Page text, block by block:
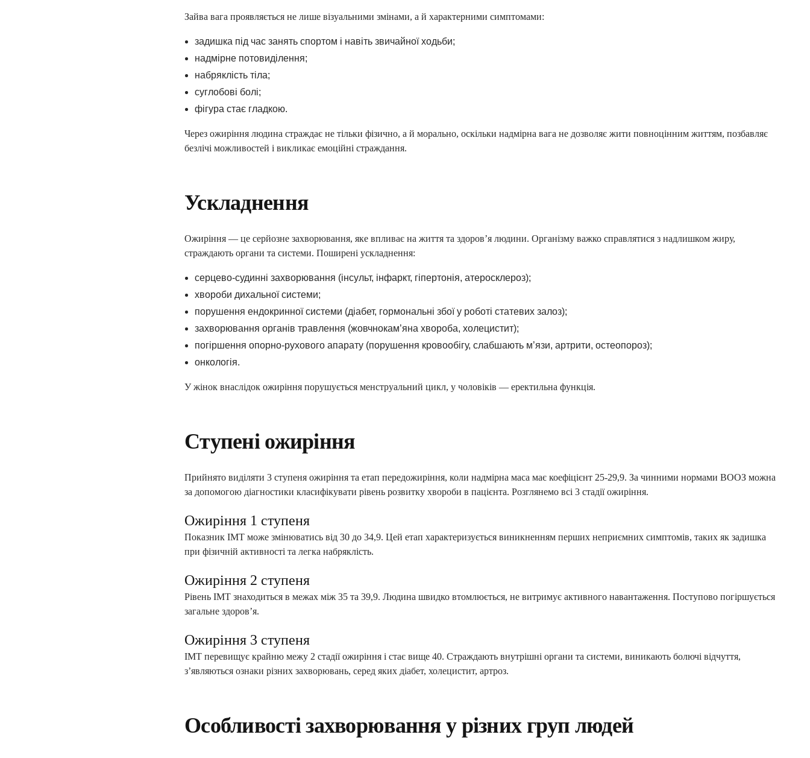
Зайва вага проявляється не лише візуальними змінами, а й характерними симптомами:
задишка під час занять спортом і навіть звичайної ходьби;
надмірне потовиділення;
набряклість тіла;
суглобові болі;
фігура стає гладкою.
Через ожиріння людина страждає не тільки фізично, а й морально, оскільки надмірна вага не дозволяє жити повноцінним життям, позбавляє
безлічі можливостей і викликає емоційні страждання.
Ускладнення
Ожиріння — це серйозне захворювання, яке впливає на життя та здоров’я людини. Організму важко справлятися з надлишком жиру,
страждають органи та системи. Поширені ускладнення:
серцево-судинні захворювання (інсульт, інфаркт, гіпертонія, атеросклероз);
хвороби дихальної системи;
порушення ендокринної системи (діабет, гормональні збої у роботі статевих залоз);
захворювання органів травлення (жовчнокам’яна хвороба, холецистит);
погіршення опорно-рухового апарату (порушення кровообігу, слабшають м’язи, артрити, остеопороз);
онкологія.
У жінок внаслідок ожиріння порушується менструальний цикл, у чоловіків — еректильна функція.
Ступені ожиріння
Прийнято виділяти 3 ступеня ожиріння та етап передожиріння, коли надмірна маса має коефіцієнт 25-29,9. За чинними нормами ВООЗ можна
за допомогою діагностики класифікувати рівень розвитку хвороби в пацієнта. Розглянемо всі 3 стадії ожиріння.
Ожиріння 1 ступеня
Показник ІМТ може змінюватись від 30 до 34,9. Цей етап характеризується виникненням перших неприємних симптомів, таких як задишка
при фізичній активності та легка набряклість.
Ожиріння 2 ступеня
Рівень ІМТ знаходиться в межах між 35 та 39,9. Людина швидко втомлюється, не витримує активного навантаження. Поступово погіршується
загальне здоров’я.
Ожиріння 3 ступеня
ІМТ перевищує крайню межу 2 стадії ожиріння і стає вище 40. Страждають внутрішні органи та системи, виникають болючі відчуття,
з’являються ознаки різних захворювань, серед яких діабет, холецистит, артроз.
Особливості захворювання у різних груп людей
ПІДПИСАТИ ДЕКЛАРАЦІЮ ОНЛАЙН